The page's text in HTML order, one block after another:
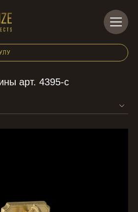
арт. 4395-c